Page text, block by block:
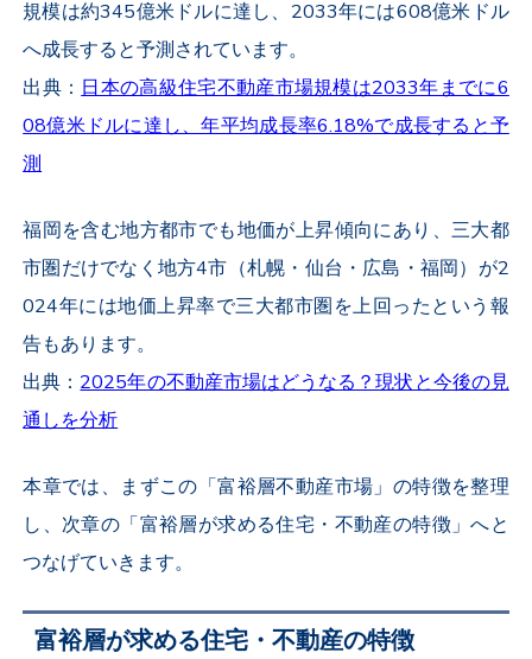
規模は約345億米ドルに達し、2033年には608億米ドル
へ成長すると予測されています。
出典： 日本の高級住宅不動産市場規模は2033年までに6
08億米ドルに達し、年平均成長率6.18%で成長すると予
測
福岡を含む地方都市でも地価が上昇傾向にあり、三大都
市圏だけでなく地方4市（札幌・仙台・広島・福岡）が2
024年には地価上昇率で三大都市圏を上回ったという報
告もあります。
出典： 2025年の不動産市場はどうなる？現状と今後の見
通しを分析
本章では、まずこの「富裕層不動産市場」の特徴を整理
し、次章の「富裕層が求める住宅・不動産の特徴」へと
つなげていきます。
富裕層が求める住宅・不動産の特徴